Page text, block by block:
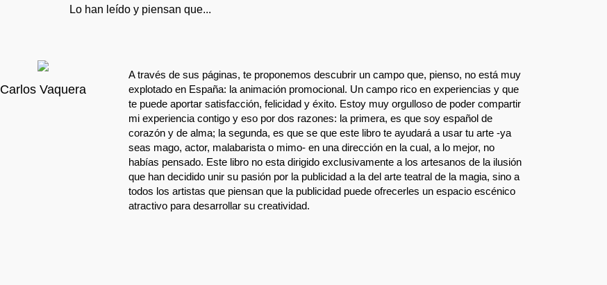
Lo han leído y piensan que...
Carlos Vaquera
A través de sus páginas, te proponemos descubrir un campo que, pienso, no está muy
explotado en España: la animación promocional. Un campo rico en experiencias y que
te puede aportar satisfacción, felicidad y éxito. Estoy muy orgulloso de poder compartir
mi experiencia contigo y eso por dos razones: la primera, es que soy español de
corazón y de alma; la segunda, es que se que este libro te ayudará a usar tu arte -ya
seas mago, actor, malabarista o mimo- en una dirección en la cual, a lo mejor, no
habías pensado. Este libro no esta dirigido exclusivamente a los artesanos de la ilusión
que han decidido unir su pasión por la publicidad a la del arte teatral de la magia, sino a
todos los artistas que piensan que la publicidad puede ofrecerles un espacio escénico
atractivo para desarrollar su creatividad.